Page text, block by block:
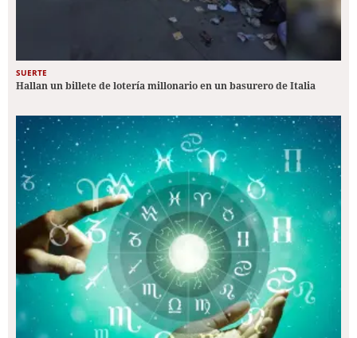
SUERTE
Hallan un billete de lotería millonario en un basurero de Italia